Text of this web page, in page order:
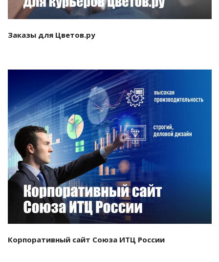
Заказы для Цветов.ру
Смотреть проект
Корпоративный сайт Союза ИТЦ России